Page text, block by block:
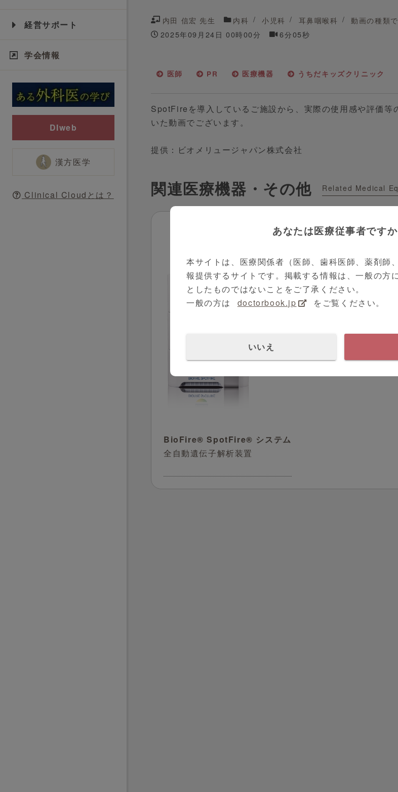
経営サポート
学会情報
DIweb
漢方医学
Clinical Cloudとは？
内田 信宏 先生 内科 小児科 耳鼻咽喉科
動画の種類
2025年09月24日 00時00分
6分05秒
医師 PR 医療機器 うちだキッズクリニック
SpotFireを導入しているご施設から、実際の使用感や評価等
いた動画でございます。
提供：ビオメリュージャパン株式会社
関連医療機器・その他 Related Medical
BioFire® SpotFire® システム
全自動遺伝子解析装置
あなたは医療従事者ですか
本サイトは、医療関係者（医師、歯科医師、薬剤師
報提供するサイトです。掲載する情報は、一般の方
としたものではないことをご了承ください。
一般の方は
doctorbook.jp をご覧ください。
いいえ